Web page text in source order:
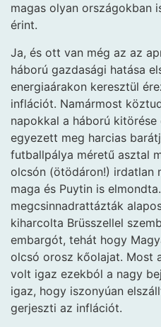
magas olyan országokban
érint.
Ja, és ott van még az az
háború gazdasági hatása
energiaárakon keresztül
inflációt. Namármost
napokkal a háború
egyezett meg harcias
futballpálya méretű asztal
olcsón (ötödáron!) irdatlan
maga és Puytin is
megcsinnadrattázták
kiharcolta Brüsszellel
embargót, tehát hogy
olcsó orosz kőolajat. Most
volt igaz ezekból a nagy
igaz, hogy iszonyúan
gerjeszti az inflációt.